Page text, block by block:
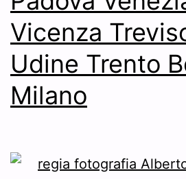
Vicenza
Udine Trento
Milano